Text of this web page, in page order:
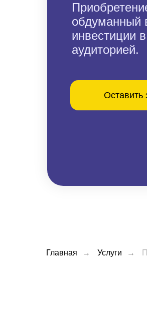
обдуманный
инвестиции
аудиторией.
Оставить
Главная → Услуги →